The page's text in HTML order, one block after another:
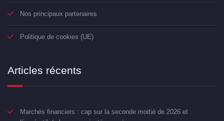
Nos principaux partenaires
Politique de cookies (UE)
Articles récents
Marchés financiers : cap sur la seconde moitié de 2026 et